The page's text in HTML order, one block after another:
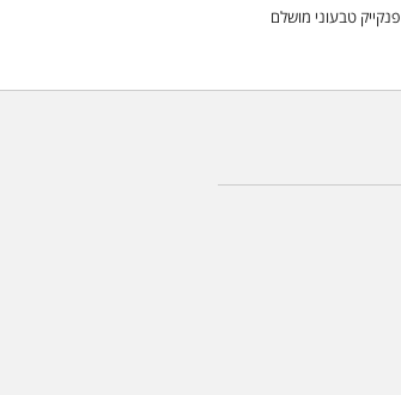
פנקייק טבעוני מושלם